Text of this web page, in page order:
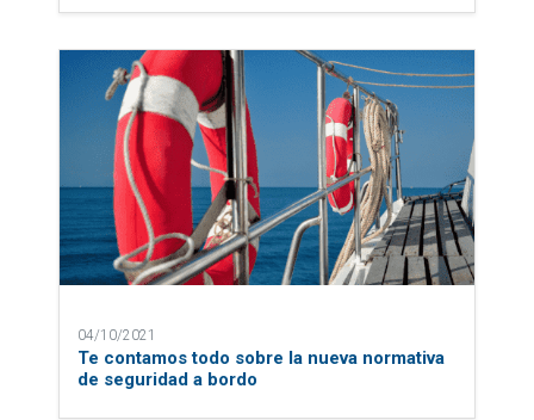
04/10/2021
Te contamos todo sobre la nueva normativa
de seguridad a bordo